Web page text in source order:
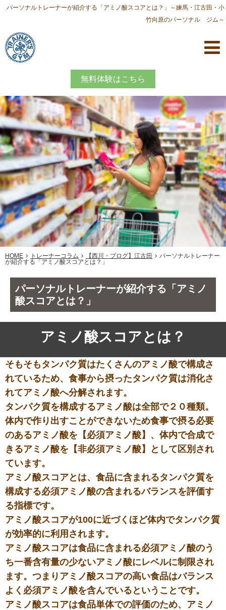
パーソナルトレーナーが紹介する「アミノ酸スコアとは？」～練馬・江古田・小
竹向原のパーソナル ジム～
無料体験はこちら
HOME トレーナーコラム 【西川・ブログ】江古田
パーソナルトレーナー
が紹介する「アミノ酸スコアとは？」
パーソナルトレーナーが紹介する「アミノ
酸スコアとは？」
アミノ酸スコアとは？
そもそもタンパク質はたくさんのアミノ酸で構成さ
れているため、食事から摂ったタンパク質は消化さ
れてアミノ酸へ分解されます。
タンパク質を構成するアミノ酸は全部で２０種類。
体内で作り出すことができないため食事で摂る必要
のあるアミノ酸を【必須アミノ酸】、体内で合成で
きるアミノ酸を【非必須アミノ酸】として区別され
ています。
アミノ酸スコアとは、食品に含まれるタンパク質を
構成する必須アミノ酸の含まれるバランスを評価す
る指標です。
アミノ酸スコアが100に近づくほど体内でタンパク質
が効率的に利用されます。
アミノ酸スコアは食品に含まれる必須アミノ酸のう
ち一番含有量の少ないアミノ酸にレベルに制限され
ます。つまりアミノ酸スコアの高い食品はバランス
よく必須アミノ酸を含んでいるということです。
アミノ酸スコアは食品単体での評価のため、アミノ